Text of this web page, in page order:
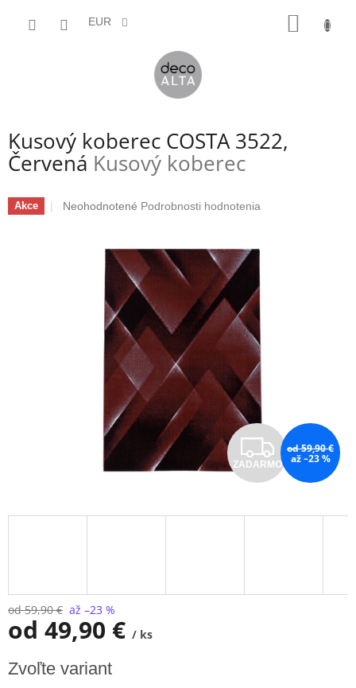
EUR
Kusový koberec COSTA 3522,
Červená Kusový koberec
Akce
Priemerné
hviezdičiek.
Neohodnotené Podrobnosti hodnotenia
Z
A
D
ZADARMO
od 59,90 €
až –23 %
od 59,90 € až –23 %
od 49,90 € / ks
cena:
Zvoľte variant